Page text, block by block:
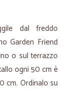
dal freddo
Garden Friend
o sul terrazzo
ogni 50 cm è
cm. Ordinalo su